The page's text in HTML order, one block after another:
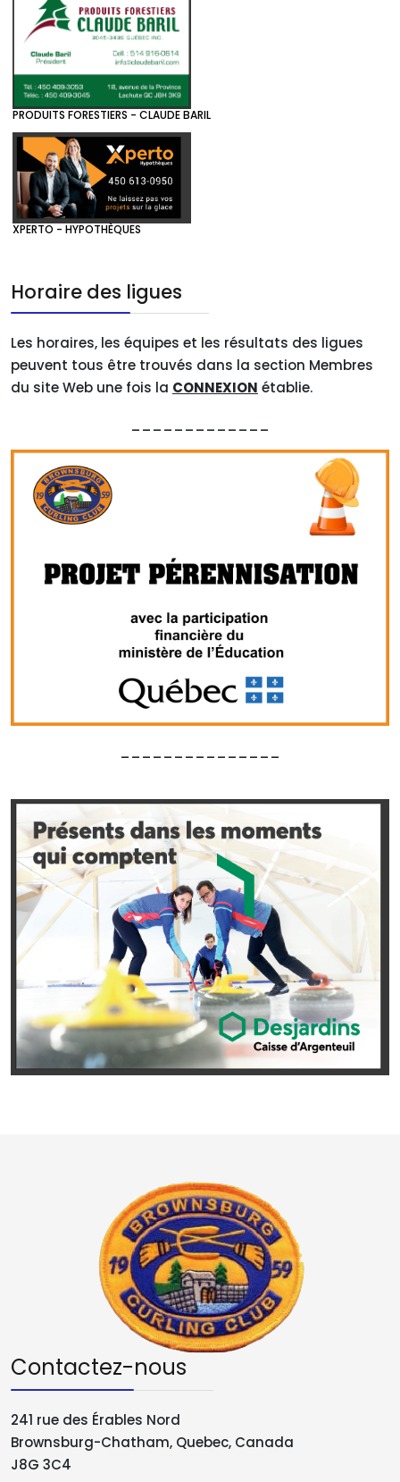
PRODUITS FORESTIERS - CLAUDE BARIL
XPERTO - HYPOTHÈQUES
Horaire des ligues
Les horaires, les équipes et les résultats des ligues
peuvent tous être trouvés dans la section Membres
du site Web une fois la CONNEXION établie.
_____________
Contactez-nous
241 rue des Érables Nord
Brownsburg-Chatham, Quebec, Canada
J8G 3C4